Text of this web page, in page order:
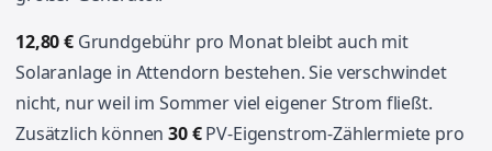
12,80 €Grundgebühr pro Monat bleibt auch mit
Solaranlage in Attendorn bestehen. Sie verschwindet
nicht, nur weil im Sommer viel eigener Strom fließt.
Zusätzlich können30 €PV-Eigenstrom-Zählermiete pro